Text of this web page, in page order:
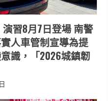
習8月7日登場 南警
人車管制宣導為提
識，「2026城鎮韌